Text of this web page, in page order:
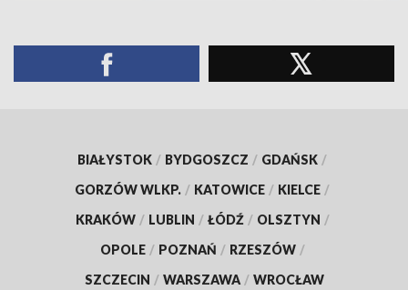
BIAŁYSTOK / BYDGOSZCZ / GDAŃSK /
GORZÓW WLKP. / KATOWICE / KIELCE /
KRAKÓW / LUBLIN / ŁÓDŹ / OLSZTYN /
OPOLE / POZNAŃ / RZESZÓW /
SZCZECIN / WARSZAWA / WROCŁAW